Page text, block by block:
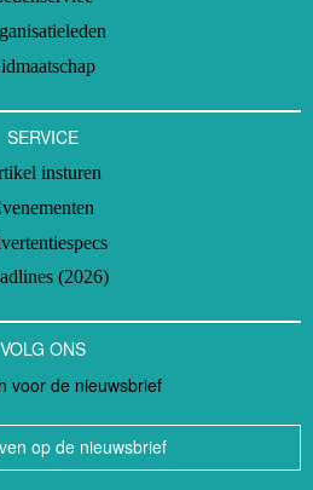
SERVICE
insturen
(2026)
VOLG ONS
voor de nieuwsbrief
op de nieuwsbrief